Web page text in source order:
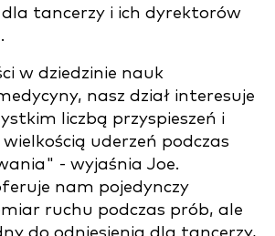
tancerzy i ich dyrektorów
w dziedzinie nauk
nasz dział interesuje
liczbą przyspieszeń i
uderzeń podczas
- wyjaśnia Joe.
nam pojedynczy
ruchu podczas prób, ale